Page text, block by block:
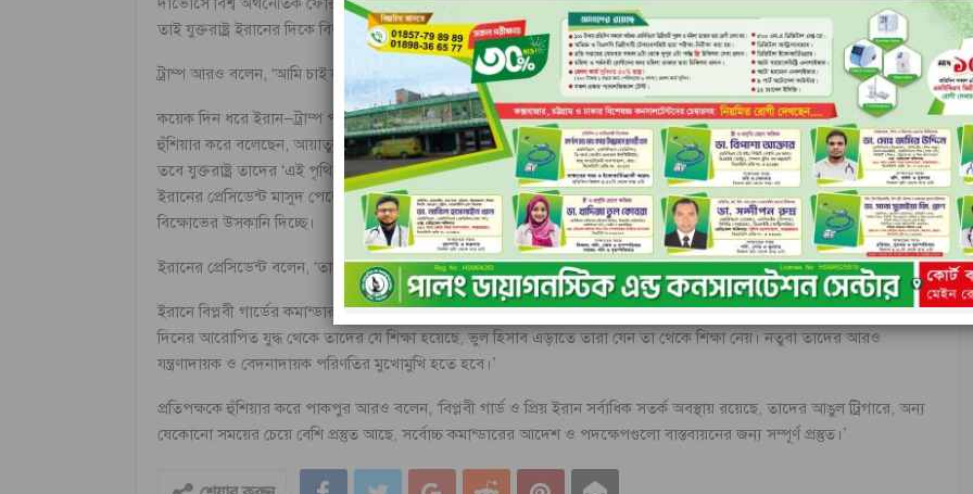
তাই যুক্তরাষ্ট্র ইরানের দিকে বিশাল নৌবহর পাঠাচ্ছে।
ট্রাম্প আরও বলেন, ‘আমি চাই না তেমন কিছু ঘটুক, তবে আমরা তাদের ওপর কড়া নজর রাখছি।’
কয়েক দিন ধরে ইরান–ট্রাম্প পাল্টাপাল্টি কড়া বক্তব্যে একটি অচলাবস্থার সৃষ্টি হয়েছে। এর মধ্যে গত মঙ্গলবার ট্রাম্প ইরানের নেতাদের
হুঁশিয়ার করে বলেছেন, আয়াতুল্লাহ আলি খামেনিকে লক্ষ্য করে কোনো হামলার জবাবে যদি তাঁর জীবনের ওপর কোনো আক্রমণ হয়,
তবে যুক্তরাষ্ট্র তাদের ‘এই পৃথিবীর বুক থেকে মুছে দেবে’।
ইরানের প্রেসিডেন্ট মাসুদ পেজেশকিয়ান গতকাল বৃহস্পতিবার এক ভাষণে যুক্তরাষ্ট্র ও ইসরায়েলকে অভিযুক্ত করে বলেন, তারা ইরানে
বিক্ষোভের উসকানি দিচ্ছে।
ইরানের প্রেসিডেন্ট বলেন, ‘তারা কাপুরুষের মতো ১২ দিনের যুদ্ধে হেরে যাওয়ার প্রতিশোধ নিতে চাচ্ছে।’
ইরানে বিপ্লবী গার্ডের কমান্ডার জেনারেল মোহাম্মদ পাকপুর ইসরায়েল ও যুক্তরাষ্ট্রকে সতর্ক করে বলেন, ‘ঐতিহাসিক অভিজ্ঞতা ও ১২
দিনের আরোপিত যুদ্ধ থেকে তাদের যে শিক্ষা হয়েছে, ভুল হিসাব এড়াতে তারা যেন তা থেকে শিক্ষা নেয়। নতুবা তাদের আরও
যন্ত্রণাদায়ক ও বেদনাদায়ক পরিণতির মুখোমুখি হতে হবে।’
প্রতিপক্ষকে হুঁশিয়ার করে পাকপুর আরও বলেন, ‘বিপ্লবী গার্ড ও প্রিয় ইরান সর্বাধিক সতর্ক অবস্থায় রয়েছে, তাদের আঙুল ট্রিগারে, অন্য
যেকোনো সময়ের চেয়ে বেশি প্রস্তুত আছে, সর্বোচ্চ কমান্ডারের আদেশ ও পদক্ষেপগুলো বাস্তবায়নের জন্য সম্পূর্ণ প্রস্তুত।’